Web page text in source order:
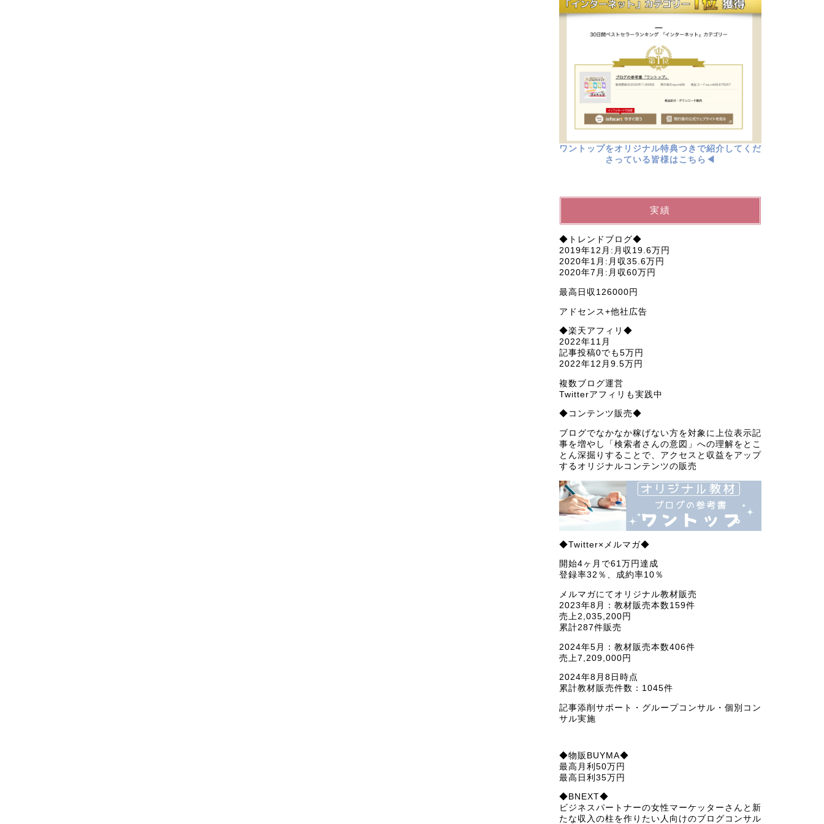
ワントップをオリジナル特典つきで紹介してくだ
さっている皆様はこちら◀︎
実績
◆トレンドブログ◆
2019年12月:月収19.6万円
2020年1月:月収35.6万円
2020年7月:月収60万円
最高日収126000円
アドセンス+他社広告
◆楽天アフィリ◆
2022年11月
記事投稿0でも5万円
2022年12月9.5万円
複数ブログ運営
Twitterアフィリも実践中
◆コンテンツ販売◆
ブログでなかなか稼げない方を対象に上位表示記
事を増やし「検索者さんの意図」への理解をとこ
とん深掘りすることで、アクセスと収益をアップ
するオリジナルコンテンツの販売
◆Twitter×メルマガ◆
開始4ヶ月で61万円達成
登録率32％、成約率10％
メルマガにてオリジナル教材販売
2023年8月：教材販売本数159件
売上2,035,200円
累計287件販売
2024年5月：教材販売本数406件
売上7,209,000円
2024年8月8日時点
累計教材販売件数：1045件
記事添削サポート・グループコンサル・個別コン
サル実施
◆物販BUYMA◆
最高月利50万円
最高日利35万円
◆BNEXT◆
ビジネスパートナーの女性マーケッターさんと新
たな収入の柱を作りたい人向けのブログコンサル